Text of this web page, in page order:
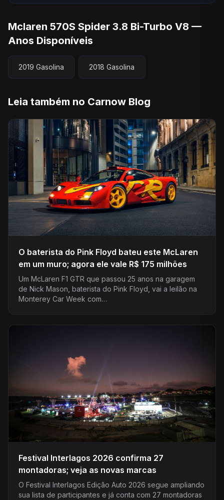
Mclaren 570S Spider 3.8 Bi-Turbo V8 —
Anos Disponíveis
2019 Gasolina 2018 Gasolina
Leia também no Carnow Blog
O baterista do Pink Floyd bateu este McLaren
em um muro; agora ele vale R$ 175 milhões
Um McLaren F1 GTR que passou 25 anos na garagem
de Nick Mason, baterista do Pink Floyd, vai a leilão na
Monterey Car Week com…
Festival Interlagos 2026 confirma 27
montadoras; veja as novas marcas
O Festival Interlagos Edição Auto 2026 segue ampliando
sua lista de participantes e já conta com 27 montadoras